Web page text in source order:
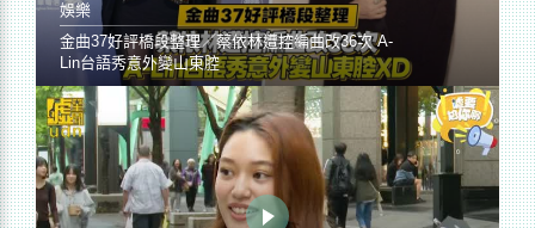
娛樂
金曲37好評橋段整理／蔡依林遭控編曲改36次 A-
Lin台語秀意外變山東腔